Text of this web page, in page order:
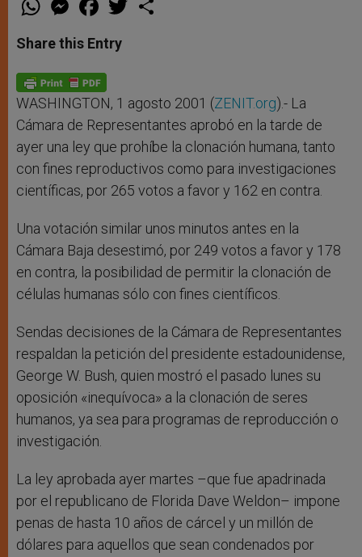
t
s
p
p
e
s
e
g
e
r
a
e
b
o
k
w
Share this Entry
WASHINGTON, 1 agosto 2001 (ZENIT.org).- La
Cámara de Representantes aprobó en la tarde de
ayer una ley que prohíbe la clonación humana, tanto
con fines reproductivos como para investigaciones
científicas, por 265 votos a favor y 162 en contra.
Una votación similar unos minutos antes en la
Cámara Baja desestimó, por 249 votos a favor y 178
en contra, la posibilidad de permitir la clonación de
células humanas sólo con fines científicos.
Sendas decisiones de la Cámara de Representantes
respaldan la petición del presidente estadounidense,
George W. Bush, quien mostró el pasado lunes su
oposición «inequívoca» a la clonación de seres
humanos, ya sea para programas de reproducción o
investigación.
La ley aprobada ayer martes –que fue apadrinada
por el republicano de Florida Dave Weldon– impone
penas de hasta 10 años de cárcel y un millón de
dólares para aquellos que sean condenados por